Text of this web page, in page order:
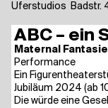
Uferstudios ​ Badstr.
ABC – ein
Mate­r­nal
Per­for­mance
Ein
Jubi­lä­um 2024 (ab
Die wür­de eine